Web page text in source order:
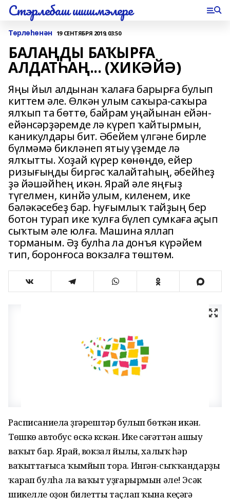
Стэрлебаш шишмэлере
Төрлөһөнән 19 СЕНТЯБРЯ 2019, 03:50
БАЛАҢДЫ БАҠЫРҒА
АЛДАТҺАҢ... (ХИКӘЙӘ)
Яңы йыл алдынан ҡалаға барырға булып
киттем әле. Өлкән улым саҡыра-саҡыра
ялҡып та бөттө, байрам уңайынан ейән-
ейәнсәрҙәремде лә күреп ҡайтырмын,
каникулдары бит. Әбейем үлгәне бирле
бүлмәмә бикләнеп ятыу үҙемде лә
ялҡытты. Хоҙай күрер көнөңдө, ейер
ризығыңды биргәс ҡалайтаһың, әбейһеҙ
ҙә йәшәйһең икән. Ярай әле яңғыҙ
түгелмен, кинйә улым, киленем, ике
бәләкәсебеҙ бар. Һуғымлыҡ тайҙың бер
ботон турап ике ҡулға бүлеп сумкаға аҫып
сыҡтым әле юлға. Машина яллап
торманым. Әҙ булһа ла донъя күрәйем
тип, боронғоса вокзалға төштөм.
Расписаниела үҙгәрештәр булып бөткән икән.
Төшкө автобус өскә күскән. Ике сәғәттән ашыу
ваҡыт бар. Ярай, вокзал йылы, халыҡ һәр
ваҡыттағыса ҡымйып тора. Ингән-сыҡҡандарҙы
ҡарап булһа ла ваҡыт уҙғарырмын әле! Эсәк
шикелле оҙон билетты таҫлап ҡына кеҫәгә